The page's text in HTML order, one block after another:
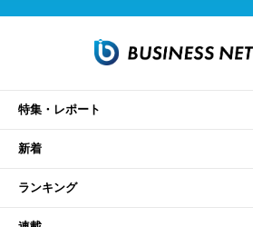
特集・レポート
新着
ランキング